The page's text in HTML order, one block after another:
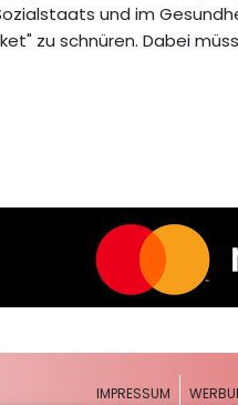
und im
zu schnüren. Dabei
IMPRESSUM